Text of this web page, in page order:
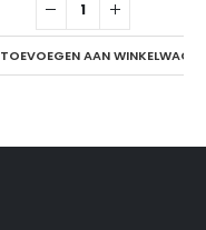
TOEVOEGEN AAN